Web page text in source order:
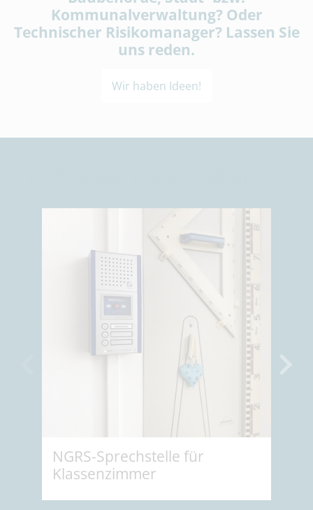
Kommunalverwaltung? Oder
Technischer Risikomanager? Lassen Sie
uns reden.
Wir haben Ideen!
Klicken Sie hier, um den Slider zu überspringen
NGRS-Sprechstelle für
Klassenzimmer